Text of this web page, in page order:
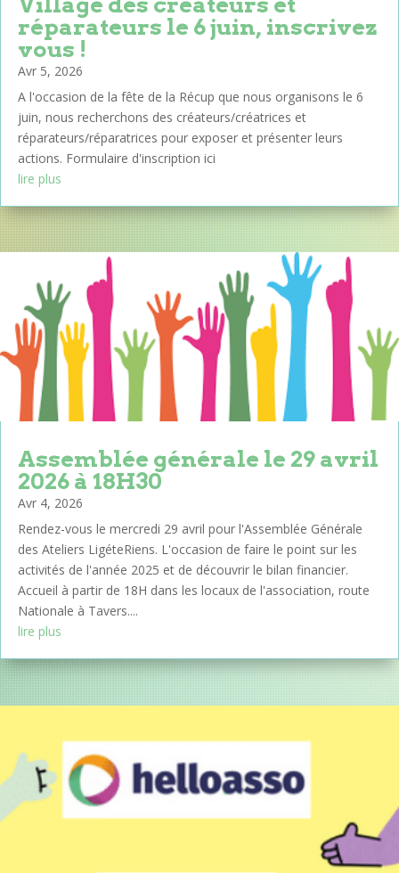
réparateurs le 6 juin, inscrivez
vous !
Avr 5, 2026
A l'occasion de la fête de la Récup que nous organisons le 6
juin, nous recherchons des créateurs/créatrices et
réparateurs/réparatrices pour exposer et présenter leurs
actions. Formulaire d'inscription ici
lire plus
Assemblée générale le 29 avril
2026 à 18H30
Avr 4, 2026
Rendez-vous le mercredi 29 avril pour l'Assemblée Générale
des Ateliers LigéteRiens. L'occasion de faire le point sur les
activités de l'année 2025 et de découvrir le bilan financier.
Accueil à partir de 18H dans les locaux de l'association, route
Nationale à Tavers....
lire plus